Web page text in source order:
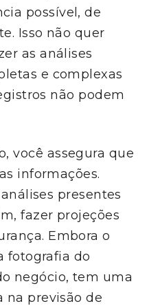
possível, de
Isso não quer
as análises
e complexas
não podem
você assegura que
informações.
presentes
fazer projeções
Embora o
fotografia do
negócio, tem uma
na previsão de